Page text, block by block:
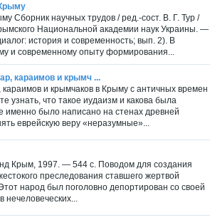
Сборник научных трудов / ред.-сост. В. Г. Тур /
Национальной академии наук Украины. —
история и современность; вып. 2). В
и современному опыту формирования...
караимов и крымч ...
и крымчаков в Крыму с античных времен
что такое иудаизм и какова была
именно было написано на стенах древней
еврейскую веру «неразумные»...
Крым, 1997. — 544 с. Поводом для создания
преследования ставшего жертвой
народ был поголовно депортирован со своей